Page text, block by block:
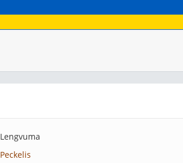
Lengvuma
Peckelis